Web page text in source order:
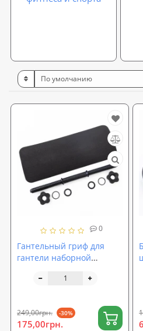
0
Гантельный гриф для
гантели наборной
см диаметр 25 мм
249,00грн. -30%
175,00грн.